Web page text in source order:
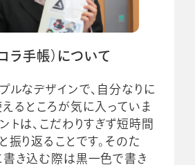
ラ手帳）について
ルなデザインで、自分なりに
るところが気に入っていま
トは、こだわりすぎず短時間
振り返ることです。そのた
書き込む際は黒一色で書き